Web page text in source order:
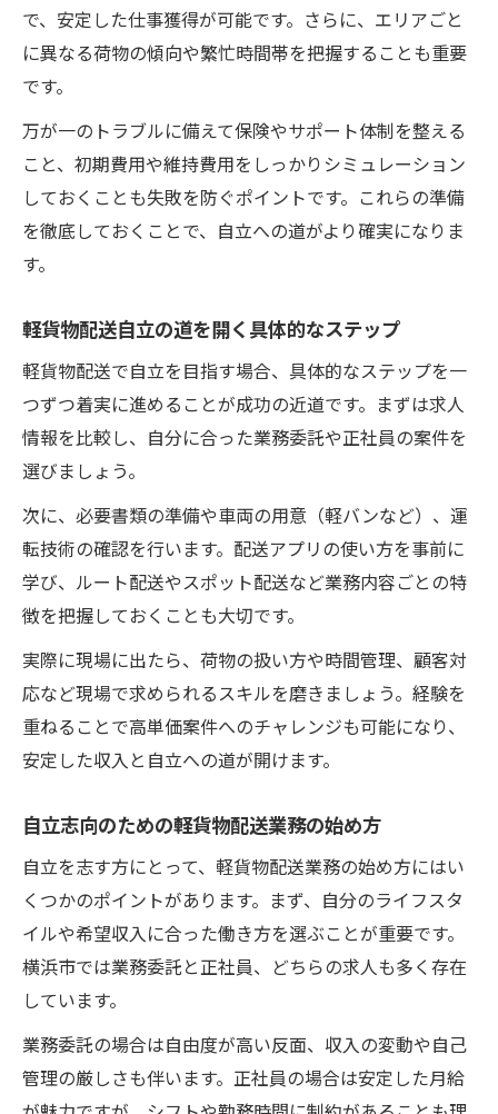
で、安定した仕事獲得が可能です。さらに、エリアごと
に異なる荷物の傾向や繁忙時間帯を把握することも重要
です。
万が一のトラブルに備えて保険やサポート体制を整える
こと、初期費用や維持費用をしっかりシミュレーション
しておくことも失敗を防ぐポイントです。これらの準備
を徹底しておくことで、自立への道がより確実になりま
す。
軽貨物配送自立の道を開く具体的なステップ
軽貨物配送で自立を目指す場合、具体的なステップを一
つずつ着実に進めることが成功の近道です。まずは求人
情報を比較し、自分に合った業務委託や正社員の案件を
選びましょう。
次に、必要書類の準備や車両の用意（軽バンなど）、運
転技術の確認を行います。配送アプリの使い方を事前に
学び、ルート配送やスポット配送など業務内容ごとの特
徴を把握しておくことも大切です。
実際に現場に出たら、荷物の扱い方や時間管理、顧客対
応など現場で求められるスキルを磨きましょう。経験を
重ねることで高単価案件へのチャレンジも可能になり、
安定した収入と自立への道が開けます。
自立志向のための軽貨物配送業務の始め方
自立を志す方にとって、軽貨物配送業務の始め方にはい
くつかのポイントがあります。まず、自分のライフスタ
イルや希望収入に合った働き方を選ぶことが重要です。
横浜市では業務委託と正社員、どちらの求人も多く存在
しています。
業務委託の場合は自由度が高い反面、収入の変動や自己
管理の厳しさも伴います。正社員の場合は安定した月給